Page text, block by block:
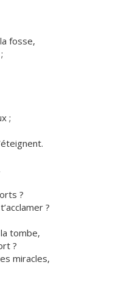
fosse,
;
?
?
tombe,
?
miracles,